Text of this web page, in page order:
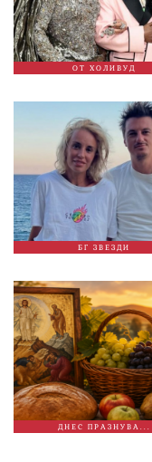
ОТ ХОЛИВУД
БГ ЗВЕЗДИ
ДНЕС ПРАЗНУВА...